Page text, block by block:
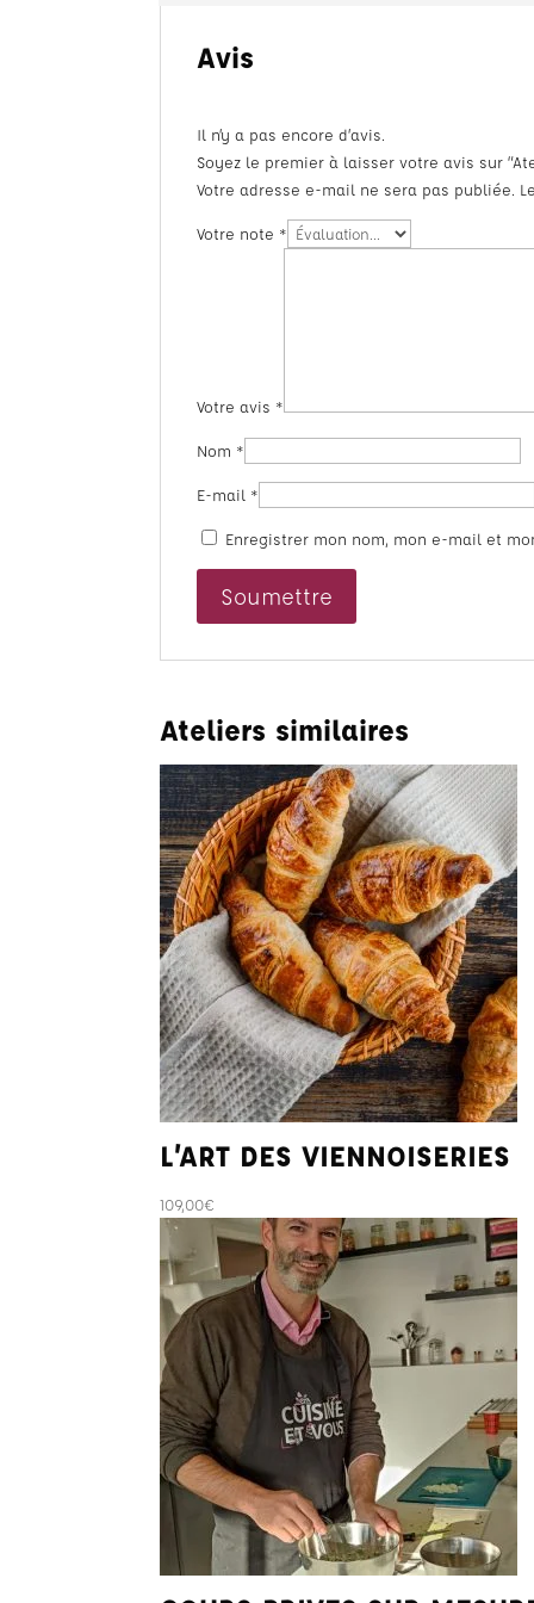
Avis
Il n’y a pas encore d’avis.
Soyez le premier à laisser votre avis sur
Votre adresse e-mail ne sera pas publiée.
Votre note *
Votre avis *
Nom *
E-mail *
Enregistrer mon nom, mon e-mail et
Ateliers similaires
L’ART DES VIENNOISERIES
109,00€